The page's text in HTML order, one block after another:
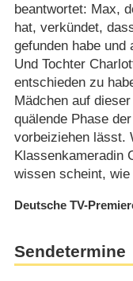
beantwortet: Max,
hat, verkündet,
gefunden habe und
Und Tochter
entschieden zu
Mädchen auf
quälende Phase
vorbeiziehen lässt.
Klassenkameradin
wissen scheint,
Deutsche TV-
Sendetermine